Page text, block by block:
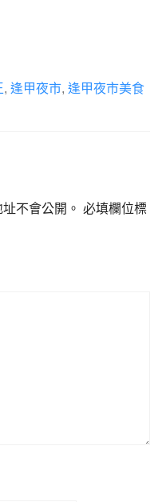
, 逢甲夜市, 逢甲夜市美食
不會公開。 必填欄位標